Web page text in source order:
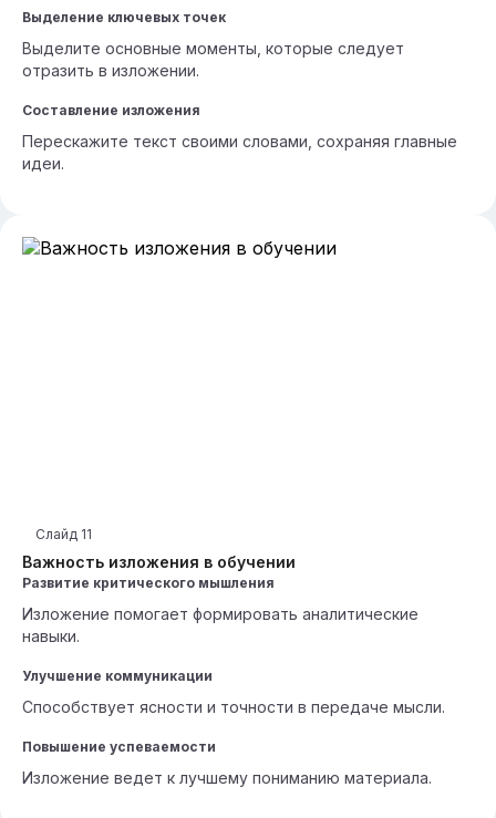
Выделение ключевых точек
Выделите основные моменты, которые следует
отразить в изложении.
Составление изложения
Перескажите текст своими словами, сохраняя главные
идеи.
Важность изложения в обучении
Слайд 11
Развитие критического мышления
Изложение помогает формировать аналитические
навыки.
Улучшение коммуникации
Способствует ясности и точности в передаче мысли.
Повышение успеваемости
Изложение ведет к лучшему пониманию материала.